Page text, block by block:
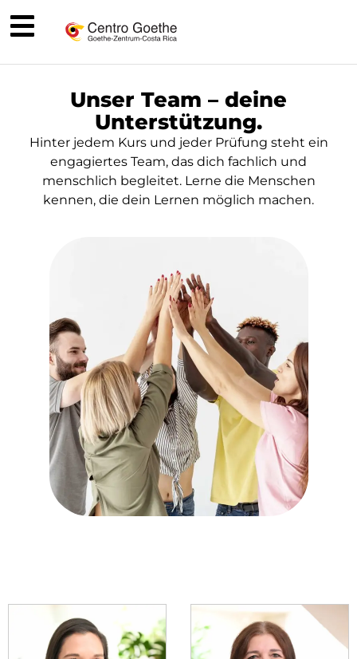
Unser Team – deine
Unterstützung.
Hinter jedem Kurs und jeder Prüfung steht ein
engagiertes Team, das dich fachlich und
menschlich begleitet. Lerne die Menschen
kennen, die dein Lernen möglich machen.